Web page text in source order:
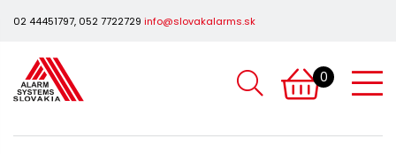
02 44451797, 052 7722729 info@slovakalarms.sk
0